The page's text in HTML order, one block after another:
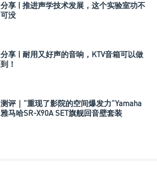
分享 | 推进声学技术发展，这个实验室功不
可没
分享 | 耐用又好声的音响，KTV音箱可以做
到！
测评｜”重现了影院的空间爆发力”Yamaha
雅马哈SR-X90A SET旗舰回音壁套装